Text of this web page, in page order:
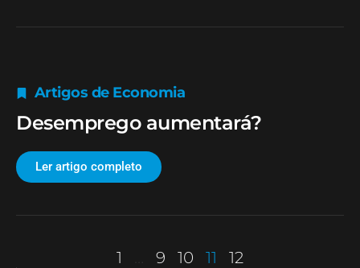
Artigos de Economia
Desemprego aumentará?
Ler artigo completo
1 9 10 11 12